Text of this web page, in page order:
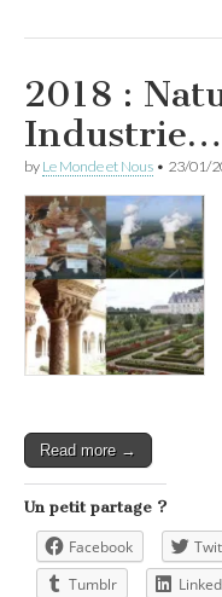
2018 :
Industrie…
by Le Monde et Nous • 23/01/
Read more →
Un petit partage ?
Facebook
Tumblr